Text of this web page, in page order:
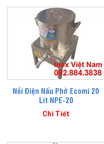
Nồi Điện Nấu Phở Ecomi 20
Lít NPE-20
Chi Tiết